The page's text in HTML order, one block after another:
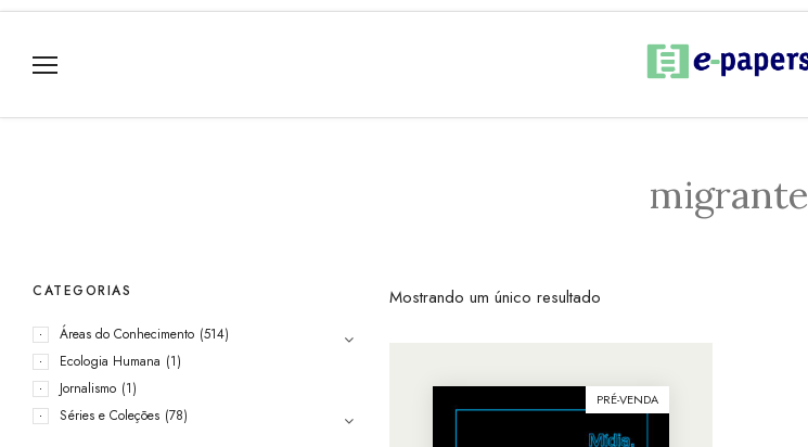
migrante
CATEGORIAS
Áreas do Conhecimento (514)
Ecologia Humana (1)
Jornalismo (1)
Séries e Coleções (78)
Mostrando um único resultado
PRÉ-VENDA